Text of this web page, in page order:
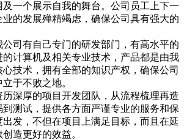
一个展示自我的舞台。公司员工上下一
的发展殚精竭虑，确保公司具有强大的
司有自己专门的研发部门，有高水平的
计算机及相关专业技术，产品都是由我
技术，拥有全部的知识产权，确保公司
于不败之地。
深厚的项目开发团队，从流程梳理再造
测试，提供各方面严谨专业的服务和保
发，不但在项目上满足目标，而且在延
造更好的效益。